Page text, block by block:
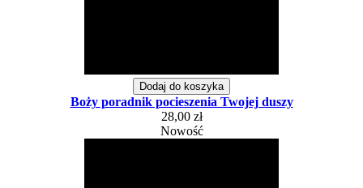
Dodaj do koszyka
Boży poradnik pocieszenia Twojej duszy
28,00 zł
Nowość